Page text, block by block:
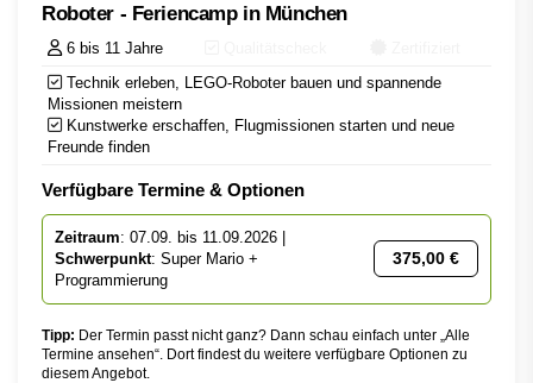
Roboter - Feriencamp in München
6 bis 11 Jahre
Technik erleben, LEGO-Roboter bauen und spannende
Missionen meistern
Kunstwerke erschaffen, Flugmissionen starten und neue
Freunde finden
Verfügbare Termine & Optionen
Zeitraum: 07.09. bis 11.09.2026 |
Schwerpunkt: Super Mario +
Programmierung
375,00 €
Tipp: Der Termin passt nicht ganz? Dann schau einfach unter „Alle
Termine ansehen“. Dort findest du weitere verfügbare Optionen zu
diesem Angebot.